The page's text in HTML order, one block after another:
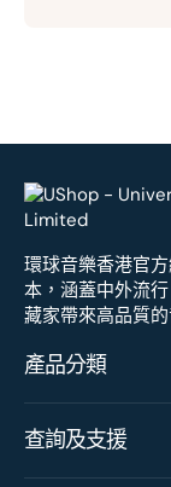
環球音樂香港官
本，涵蓋中外流
藏家帶來高品質
產品分類
查詢及支援